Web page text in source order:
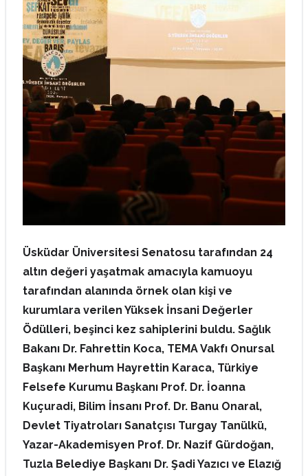
Üsküdar Üniversitesi Senatosu tarafından 24
altın değeri yaşatmak amacıyla kamuoyu
tarafından alanında örnek olan kişi ve
kurumlara verilen Yüksek İnsani Değerler
Ödülleri, beşinci kez sahiplerini buldu. Sağlık
Bakanı Dr. Fahrettin Koca, TEMA Vakfı Onursal
Başkanı Merhum Hayrettin Karaca, Türkiye
Felsefe Kurumu Başkanı Prof. Dr. İoanna
Kuçuradi, Bilim İnsanı Prof. Dr. Banu Onaral,
Devlet Tiyatroları Sanatçısı Turgay Tanülkü,
Yazar-Akademisyen Prof. Dr. Nazif Gürdoğan,
Tuzla Belediye Başkanı Dr. Şadi Yazıcı ve Elazığ